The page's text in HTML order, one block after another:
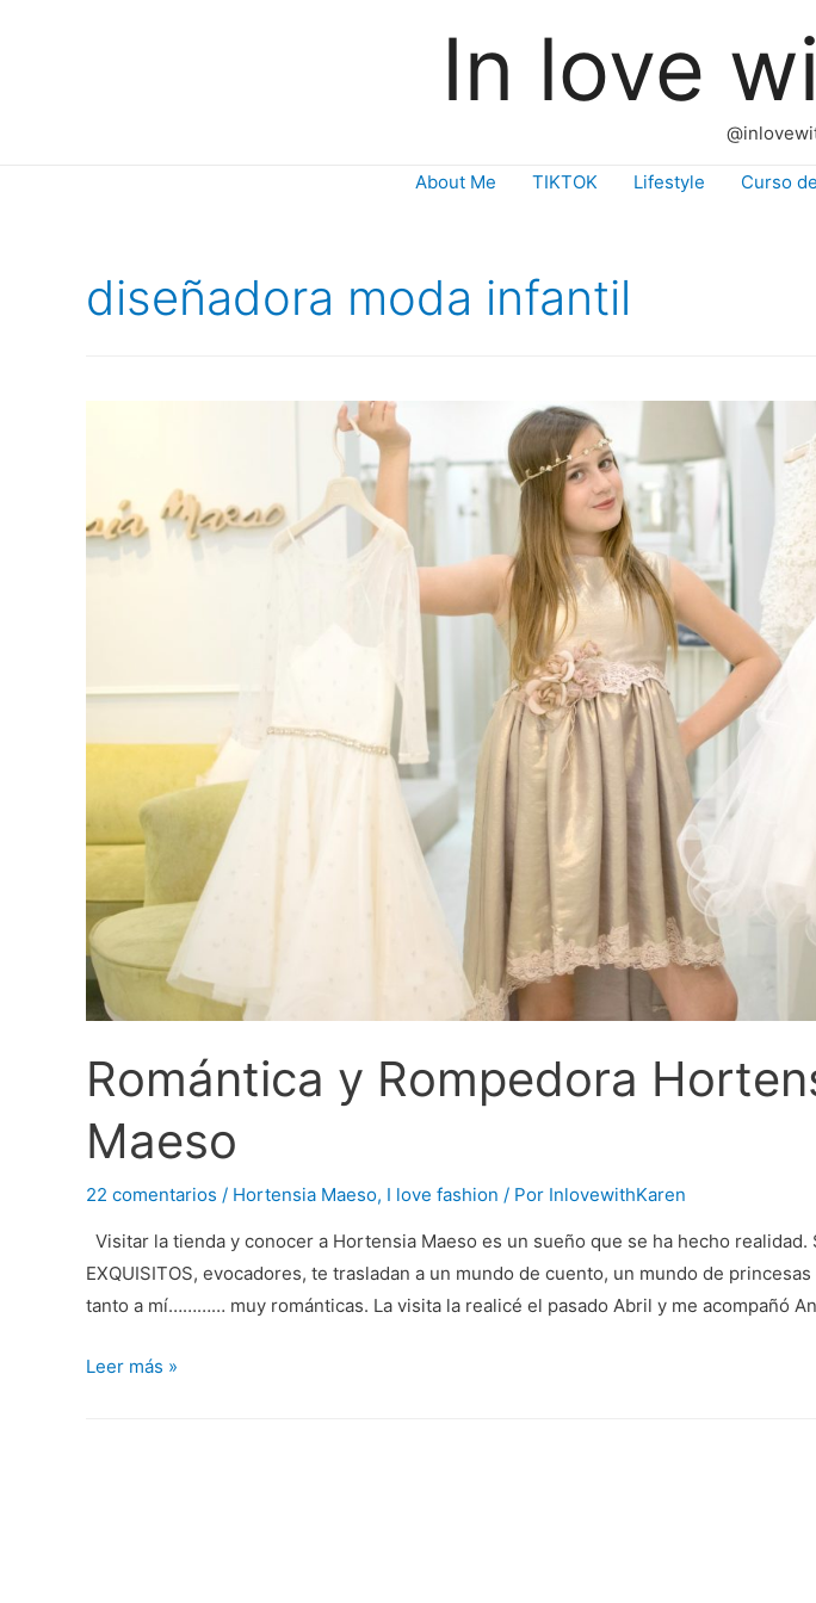
In love
About Me TIKTOK Lifestyle Curso
diseñadora moda infantil
Romántica y Rompedora
Maeso
22 comentarios / Hortensia Maeso, I love fashion / Por InlovewithKaren
Visitar la tienda y conocer a Hortensia Maeso es un sueño que se ha hecho realidad.
EXQUISITOS, evocadores, te trasladan a un mundo de cuento, un mundo de
tanto a mí………… muy románticas. La visita la realicé el pasado Abril y me acompañó
Romántica
Leer más »